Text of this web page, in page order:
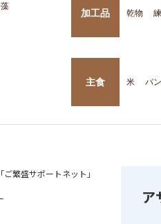
加工品 乾物
主食 米 パン
繁盛サポートネット」
ア